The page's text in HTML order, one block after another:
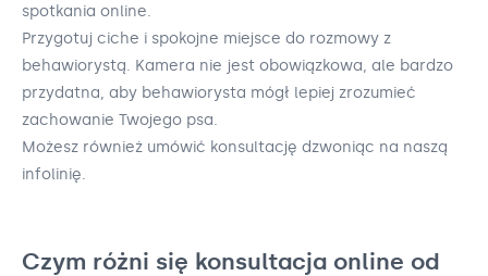
spotkania online.
Przygotuj ciche i spokojne miejsce do rozmowy z
behawiorystą. Kamera nie jest obowiązkowa, ale bardzo
przydatna, aby behawiorysta mógł lepiej zrozumieć
zachowanie Twojego psa.
Możesz również umówić konsultację dzwoniąc na naszą
infolinię.
Czym różni się konsultacja online od